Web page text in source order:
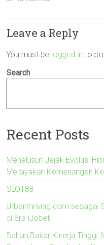
Leave a Reply
You must be logged in to
Search
Recent Posts
Menelusuri Jejak Evolusi
Merayakan Kemenangan
SLOT88
Urbanthriving.com sebagai
di Era iJobet
Bahan Bakar Kinerja Tinggi: